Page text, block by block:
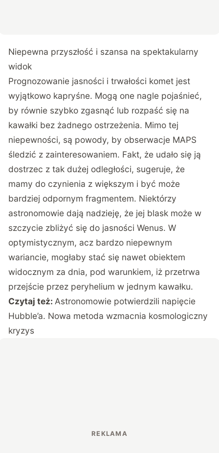
Niepewna przyszłość i szansa na spektakularny
widok
Prognozowanie jasności i trwałości komet jest
wyjątkowo kapryśne. Mogą one nagle pojaśnieć,
by równie szybko zgasnąć lub rozpaść się na
kawałki bez żadnego ostrzeżenia. Mimo tej
niepewności, są powody, by obserwacje MAPS
śledzić z zainteresowaniem. Fakt, że udało się ją
dostrzec z tak dużej odległości, sugeruje, że
mamy do czynienia z większym i być może
bardziej odpornym fragmentem. Niektórzy
astronomowie dają nadzieję, że jej blask może w
szczycie zbliżyć się do jasności Wenus. W
optymistycznym, acz bardzo niepewnym
wariancie, mogłaby stać się nawet obiektem
widocznym za dnia, pod warunkiem, iż przetrwa
przejście przez peryhelium w jednym kawałku.
Czytaj też: Astronomowie potwierdzili napięcie
Hubble’a. Nowa metoda wzmacnia kosmologiczny
kryzys